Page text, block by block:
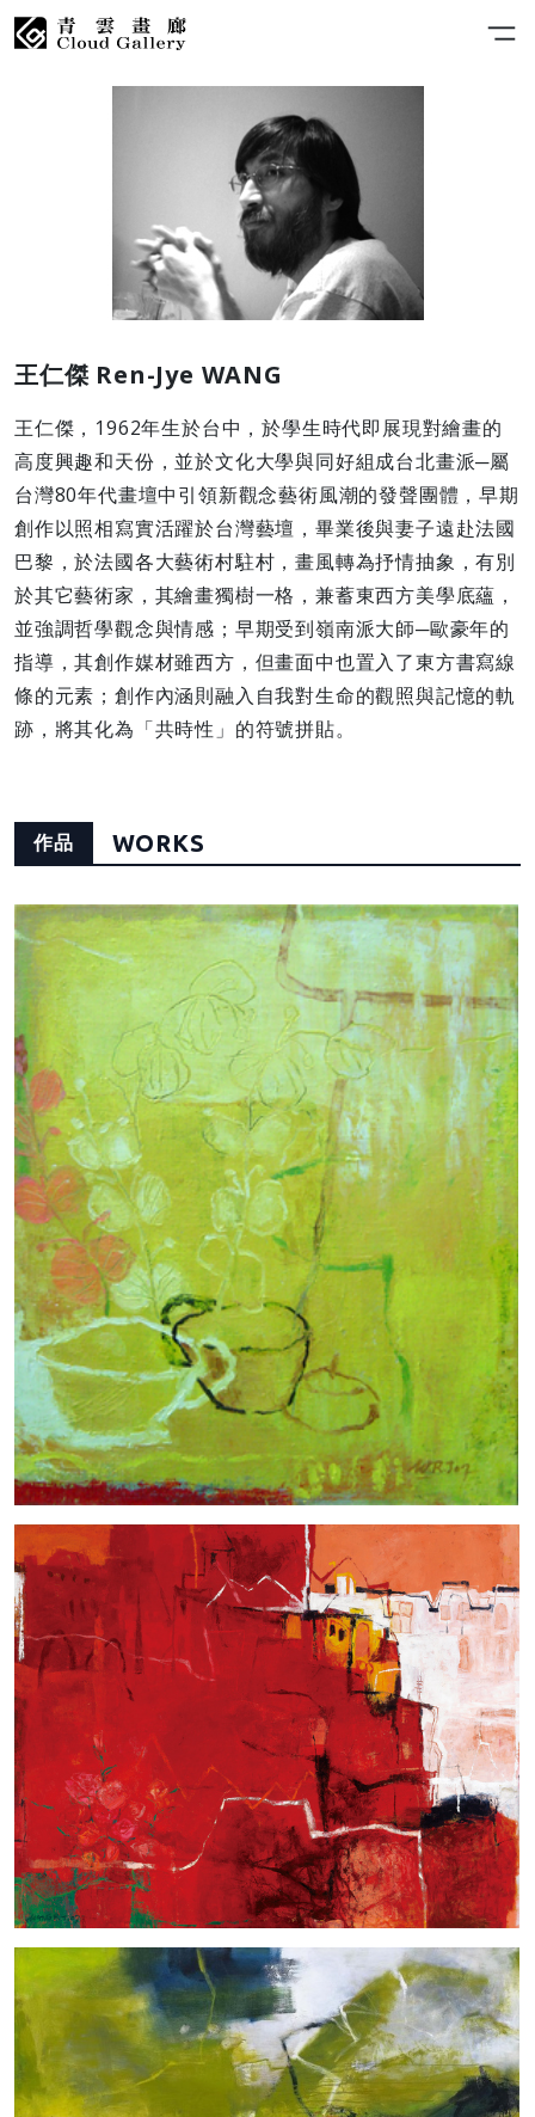
王仁傑 Ren-Jye WANG
王仁傑，1962年生於台中，於學生時代即展現對繪畫的
高度興趣和天份，並於文化大學與同好組成台北畫派─屬
台灣80年代畫壇中引領新觀念藝術風潮的發聲團體，早期
創作以照相寫實活躍於台灣藝壇，畢業後與妻子遠赴法國
巴黎，於法國各大藝術村駐村，畫風轉為抒情抽象，有別
於其它藝術家，其繪畫獨樹一格，兼蓄東西方美學底蘊，
並強調哲學觀念與情感；早期受到嶺南派大師─歐豪年的
指導，其創作媒材雖西方，但畫面中也置入了東方書寫線
條的元素；創作內涵則融入自我對生命的觀照與記憶的軌
跡，將其化為「共時性」的符號拼貼。
作品 WORKS